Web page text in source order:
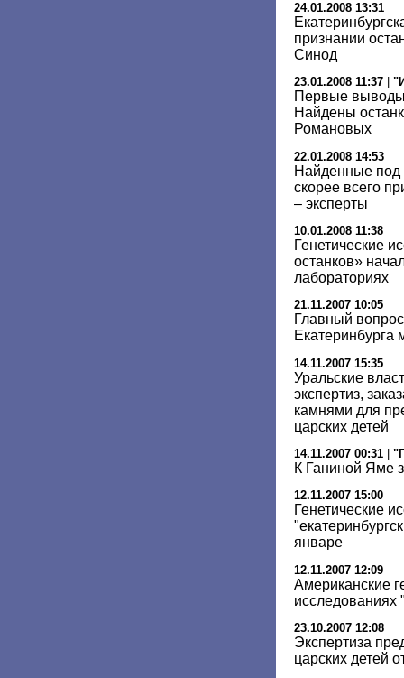
24.01.2008 13:31
признании
Синод
23.01.2008 11:37
Первые выводы
Найдены
Романовых
22.01.2008 14:53
Найденные под
скорее всего
– эксперты
10.01.2008 11:38
Генетические
останков»
лабораториях
21.11.2007 10:05
Главный
14.11.2007 15:35
Уральские
экспертиз,
камнями для
царских детей
14.11.2007 00:31
К Ганиной Яме
12.11.2007 15:00
Генетические
январе
12.11.2007 12:09
Американские
исследованиях
23.10.2007 12:08
Экспертиза
царских детей